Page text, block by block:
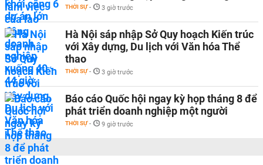
THỜI SỰ - 3 giờ trước
Hà Nội sáp nhập Sở Quy hoạch Kiến trúc
với Xây dựng, Du lịch với Văn hóa Thể
thao
THỜI SỰ - 3 giờ trước
Báo cáo Quốc hội ngay kỳ họp tháng 8 để
phát triển doanh nghiệp một người
THỜI SỰ - 9 giờ trước